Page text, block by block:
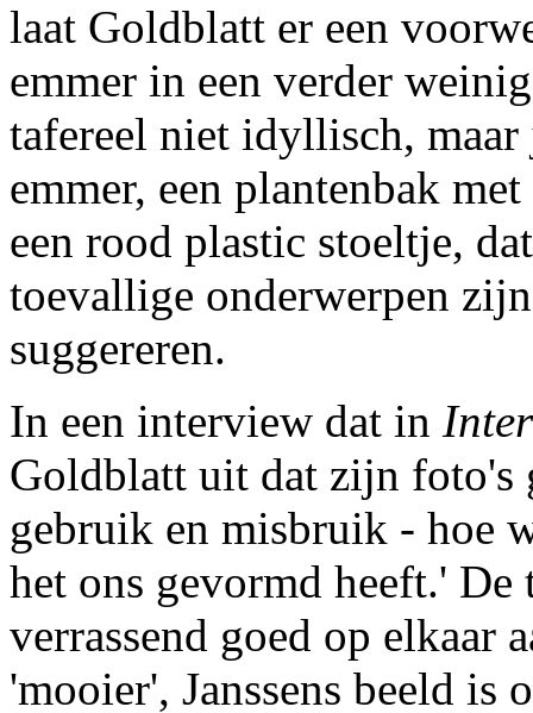
laat Goldblatt er een
emmer in een verder
tafereel niet idyllisch,
emmer, een plantenbak
een rood plastic stoeltje,
toevallige onderwerpen
suggereren.
In een interview dat in
Goldblatt uit dat zijn foto's
gebruik en misbruik - hoe
het ons gevormd heeft.'
verrassend goed op elkaar
'mooier', Janssens beeld is